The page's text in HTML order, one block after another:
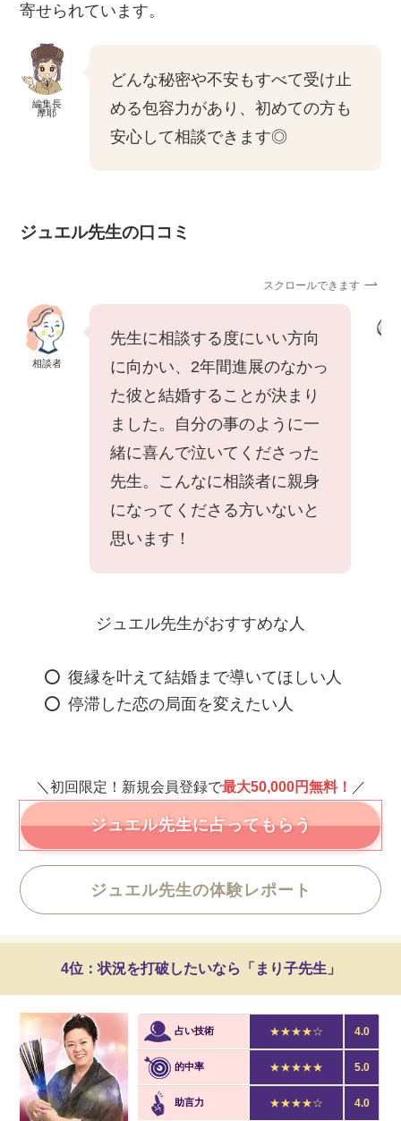
寄せられています。
編集長
摩耶
どんな秘密や不安もすべて受け止
める包容力があり、初めての方も
安心して相談できます◎
ジュエル先生の口コミ
スクロールできます
相談者
先生に相談する度にいい方向
に向かい、2年間進展のなかっ
た彼と結婚することが決まり
ました。自分の事のように一
緒に喜んで泣いてくださった
先生。こんなに相談者に親身
になってくださる方いないと
思います！
ジュエル先生がおすすめな人
復縁を叶えて結婚まで導いてほしい人
停滞した恋の局面を変えたい人
＼初回限定！新規会員登録で最大50,000円無料！ ／
ジュエル先生に占ってもらう
ジュエル先生の体験レポート
4位：状況を打破したいなら「まり子先生」
占い技術 ★★★★☆ 4.0
的中率 ★★★★★ 5.0
助言力 ★★★★☆ 4.0